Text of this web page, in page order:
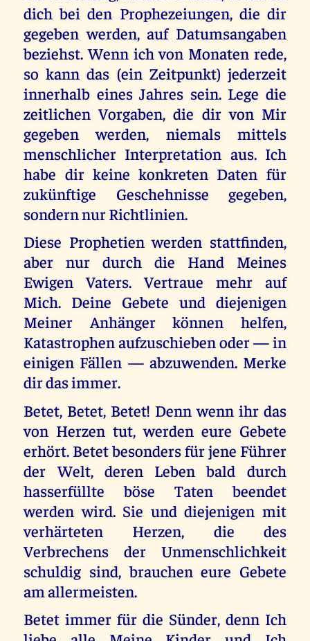
dich bei den Prophezeiungen, die dir
gegeben werden, auf Datumsangaben
beziehst. Wenn ich von Monaten rede,
so kann das (ein Zeitpunkt) jederzeit
innerhalb eines Jahres sein. Lege die
zeitlichen Vorgaben, die dir von Mir
gegeben werden, niemals mittels
menschlicher Interpretation aus. Ich
habe dir keine konkreten Daten für
zukünftige Geschehnisse gegeben,
sondern nur Richtlinien.
Diese Prophetien werden stattfinden,
aber nur durch die Hand Meines
Ewigen Vaters. Vertraue mehr auf
Mich. Deine Gebete und diejenigen
Meiner Anhänger können helfen,
Katastrophen aufzuschieben oder — in
einigen Fällen — abzuwenden. Merke
dir das immer.
Betet, Betet, Betet! Denn wenn ihr das
von Herzen tut, werden eure Gebete
erhört. Betet besonders für jene Führer
der Welt, deren Leben bald durch
hasserfüllte böse Taten beendet
werden wird. Sie und diejenigen mit
verhärteten Herzen, die des
Verbrechens der Unmenschlichkeit
schuldig sind, brauchen eure Gebete
am allermeisten.
Betet immer für die Sünder, denn Ich